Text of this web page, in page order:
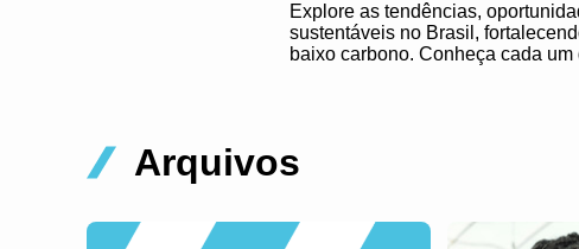
Explore as tendências,
sustentáveis no Brasil,
baixo carbono. Conheça cada
Arquivos